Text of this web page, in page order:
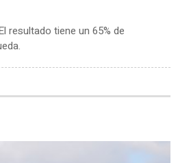
resultado tiene un 65% de